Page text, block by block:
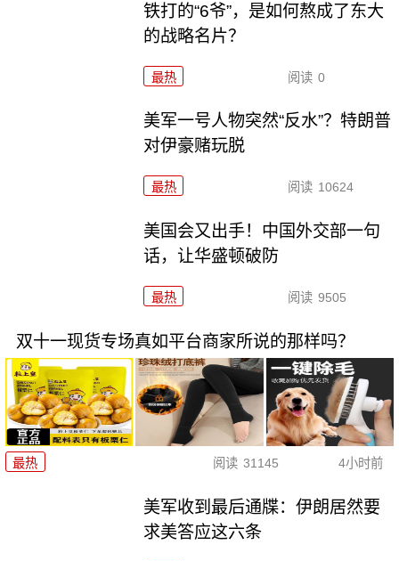
铁打的“6爷”，是如何熬成了东大
的战略名片？
最热 阅读 0
美军一号人物突然“反水”？特朗普
对伊豪赌玩脱
最热 阅读 10624
美国会又出手！中国外交部一句
话，让华盛顿破防
最热 阅读 9505
双十一现货专场真如平台商家所说的那样吗？
最热 阅读 31145 4小时前
美军收到最后通牒：伊朗居然要
求美答应这六条